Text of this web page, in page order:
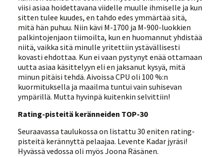
viisi asiaa hoidettavana viidelle muulle ihmiselle ja kun
sitten tulee kuudes, en tahdo edes ymmärtää sitä,
mitä hän puhuu. Niin kävi M-1700 ja M-900-luokkien
palkintojenjaon tiimoilta, kun en huomannut yhdistää
niitä, vaikka sitä minulle yritettiin ystävällisesti
kovasti ehdottaa. Kun ei vaan pystynyt enää ottamaan
uutta asiaa käsittelyyn eli en jaksanut kysyä, mitä
minun pitäisi tehdä. Aivoissa CPU oli 100 %:n
kuormituksella ja maailma tuntui vain suhisevan
ympärillä. Mutta hyvinpä kuitenkin selvittiin!
Rating-pisteitä keränneiden TOP-30
Seuraavassa taulukossa on listattu 30 eniten rating-
pisteitä kerännyttä pelaajaa. Levente Kadar jyräsi!
Hyvässä vedossa oli myös Joona Räsänen.